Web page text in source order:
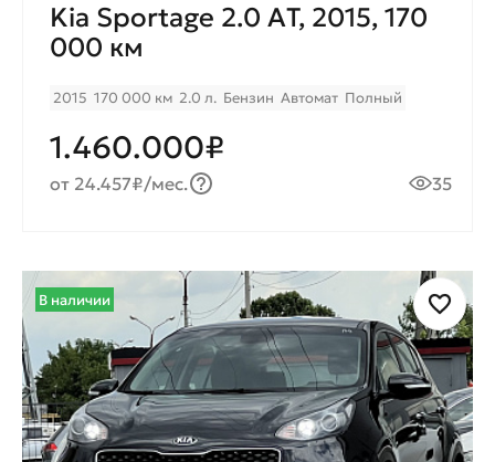
Kia Sportage 2.0 AТ, 2015, 170
000 км
2015 170 000 км 2.0 л. Бензин Автомат Полный
1.460.000₽
от 24.457₽/мес. 35
В наличии